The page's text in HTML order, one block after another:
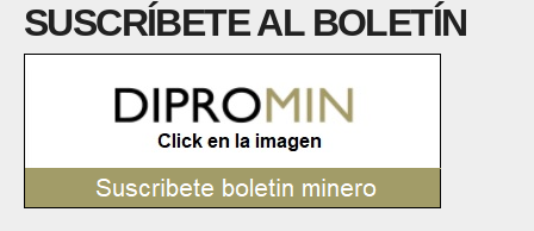
SUSCRÍBETE AL BOLETÍN